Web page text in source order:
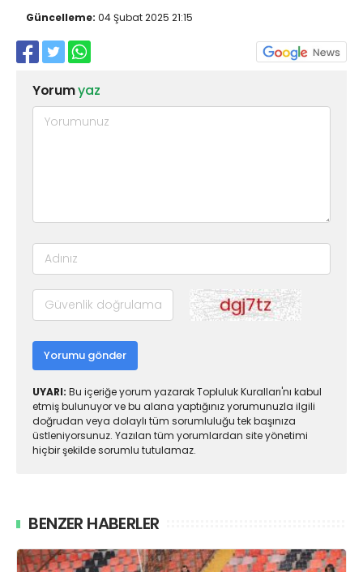
Güncelleme: 04 Şubat 2025 21:15
Yorumyaz
Yorumu gönder
UYARI: Bu içeriğe yorum yazarak Topluluk Kuralları'nı kabul
etmiş bulunuyor ve bu alana yaptığınız yorumunuzla ilgili
doğrudan veya dolaylı tüm sorumluluğu tek başınıza
üstleniyorsunuz. Yazılan tüm yorumlardan site yönetimi
hiçbir şekilde sorumlu tutulamaz.
BENZER HABERLER